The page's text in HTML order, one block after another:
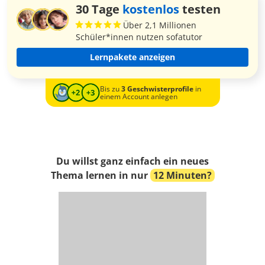
30 Tage kostenlostesten
Über 2,1 Millionen
Schüler*innen nutzen sofatutor
Lernpakete anzeigen
Bis zu3 Geschwisterprofilein
einem Account anlegen
Du willst ganz einfach ein neues
Thema lernen in nur 12 Minuten?